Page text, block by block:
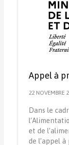
Appel à
22 NOVEMBRE
Dans le
et de
de l’appel à